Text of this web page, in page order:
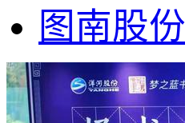
图南股